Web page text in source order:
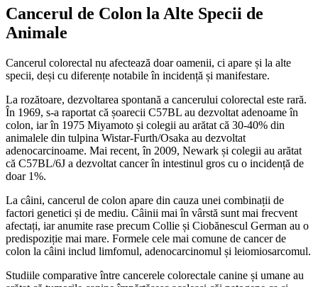
Cancerul de Colon la Alte Specii de
Animale
Cancerul colorectal nu afectează doar oamenii, ci apare și la alte
specii, deși cu diferențe notabile în incidență și manifestare.
La rozătoare, dezvoltarea spontană a cancerului colorectal este rară.
În 1969, s-a raportat că șoarecii C57BL au dezvoltat adenoame în
colon, iar în 1975 Miyamoto și colegii au arătat că 30-40% din
animalele din tulpina Wistar-Furth/Osaka au dezvoltat
adenocarcinoame. Mai recent, în 2009, Newark și colegii au arătat
că C57BL/6J a dezvoltat cancer în intestinul gros cu o incidență de
doar 1%.
La câini, cancerul de colon apare din cauza unei combinații de
factori genetici și de mediu. Câinii mai în vârstă sunt mai frecvent
afectați, iar anumite rase precum Collie și Ciobănescul German au o
predispoziție mai mare. Formele cele mai comune de cancer de
colon la câini includ limfomul, adenocarcinomul și leiomiosarcomul.
Studiile comparative între cancerele colorectale canine și umane au